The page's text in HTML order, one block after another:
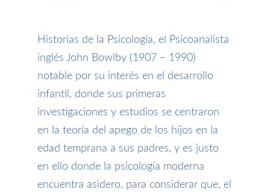
Historias de la Psicología, el Psicoanalista
inglés John Bowlby (1907 – 1990)
notable por su interés en el desarrollo
infantil , donde sus primeras
investigaciones y estudios se centraron
en la teoría del apego de los hijos en la
edad temprana a sus padres, y es justo
en ello donde la psicología moderna
encuentra asidero, para considerar que, el